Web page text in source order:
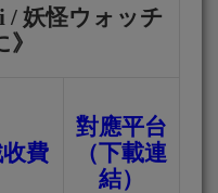
/ 妖怪ウォッチ
費
對應平台
（下載連
結）